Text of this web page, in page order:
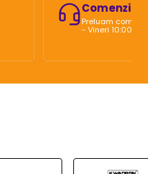
Comenzi
Preluam
- Vineri 10:00 -